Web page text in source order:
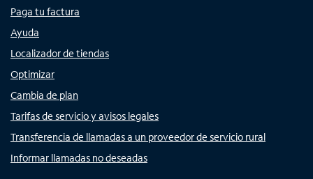
Paga tu factura
Ayuda
Localizador de tiendas
Optimizar
Cambia de plan
Tarifas de servicio y avisos legales
Transferencia de llamadas a un proveedor de servicio rural
Informar llamadas no deseadas